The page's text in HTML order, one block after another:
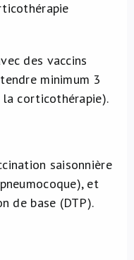
des vaccins
minimum 3
corticothérapie).
saisonnière
et
de base (DTP).